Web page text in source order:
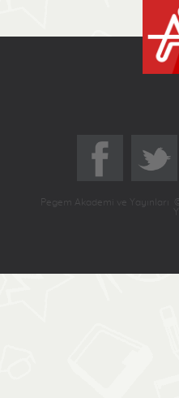
Pegem Akademi ve Yayınları